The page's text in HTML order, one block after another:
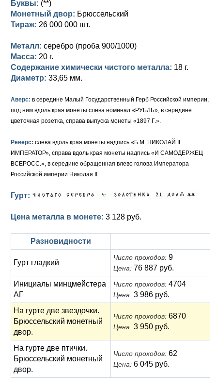
Русско-Польские
Памятные и донативные
Для Грузии
Медь
Серебро
Сибирские монеты
Для Молдавии и Валахии
Таврические монеты
Елизавета I (1741-1762)
Серебро
Медь
Анна Иоанновна (1730-1740)
Петр II (1727-1730)
Екатерина I (1725-1727)
Петр I (1682-1725)
Серебро
Медь
Для Речи Посполитой
Буквы: (**)
Монетный двор: Брюссельский
Тираж: 26 000 000 шт.
Металл: серебро (проба 900/1000)
Масса: 20 г.
Содержание химически чистого металла: 18 г.
Диаметр: 33,65 мм.
Аверс: в середине Малый Государственный Герб Российской империи,
под ним вдоль края монеты слева номинал «РУБЛЬ», в середине
цветочная розетка, справа выпуска монеты «1897 Г.».
Реверс: слева вдоль края монеты надпись «Б.М. НИКОЛАЙ II
ИМПЕРАТОР», справа вдоль края монеты надпись «И САМОДЕРЖЕЦ
ВСЕРОСС.», в середине обращенная влево голова Императора
Российской империи Николая II.
Гурт:
Цена металла в монете: 3 128 руб.
Разновидности
Гурт гладкий
Число проходов: 9
Цена: 76 887 руб.
Инициалы минцмейстера
АГ
Число проходов: 4704
Цена: 3 986 руб.
На гурте две звездочки.
Брюссельский монетный
двор.
Число проходов: 6870
Цена: 3 950 руб.
На гурте две птички.
Брюссельский монетный
двор.
Число проходов: 62
Цена: 6 045 руб.